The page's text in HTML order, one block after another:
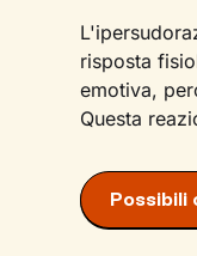
risposta
emotiva,
Questa
Possibili